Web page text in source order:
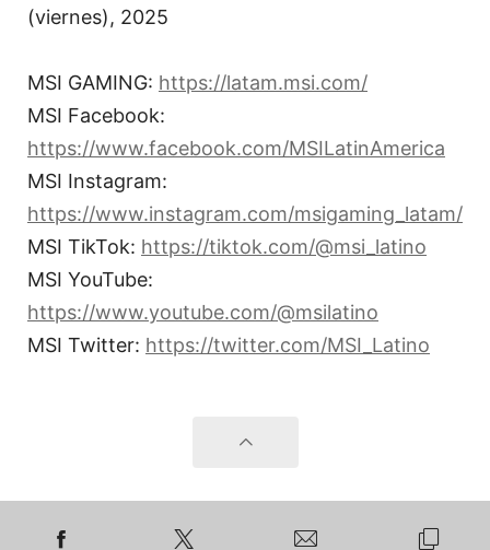
(viernes), 2025
MSI GAMING: https://latam.msi.com/
MSI Facebook:
https://www.facebook.com/MSILatinAmerica
MSI Instagram:
https://www.instagram.com/msigaming_latam/
MSI TikTok: https://tiktok.com/@msi_latino
MSI YouTube:
https://www.youtube.com/@msilatino
MSI Twitter: https://twitter.com/MSI_Latino